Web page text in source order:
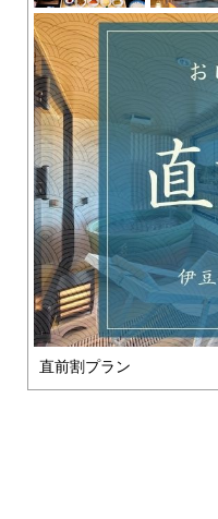
直前割プラン